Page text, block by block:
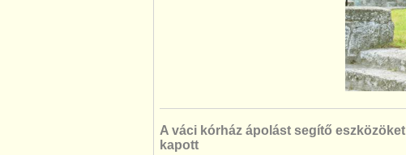
A váci kórház ápolást segítő eszközöket
kapott